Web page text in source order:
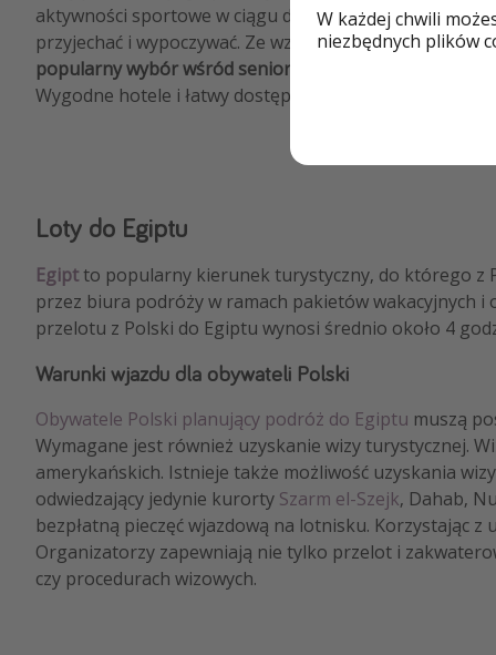
aktywności sportowe w ciągu dnia. Nie musisz się o nic
przyjechać i wypoczywać. Ze względu na klimat i
popularny wybór wśród seniorów
Wygodne hotele i łatwy dostęp do atrakcji sprzyjają
Loty do Egiptu
Egipt to popularny kierunek turystyczny, do którego z
przez biura podróży w ramach pakietów wakacyjnych
przelotu z Polski do Egiptu wynosi średnio około 4
Warunki wjazdu dla obywateli Polski
Obywatele Polski planujący podróż do Egiptu muszą
Wymagane jest również uzyskanie wizy turystycznej.
amerykańskich. Istnieje także możliwość uzyskania
odwiedzający jedynie kurorty Szarm el-Szejk, Dahab,
bezpłatną pieczęć wjazdową na lotnisku.​ Korzystając
Organizatorzy zapewniają nie tylko przelot i
czy procedurach wizowych.
W każdej chwili
niezbędnych plików